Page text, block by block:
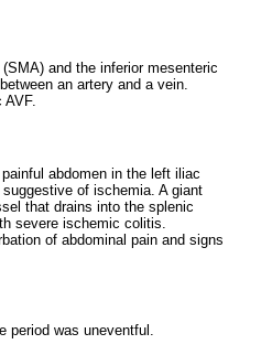
and the inferior mesenteric
an artery and a vein.
abdomen in the left iliac
of ischemia. A giant
that drains into the splenic
severe ischemic colitis.
of abdominal pain and signs
was uneventful.